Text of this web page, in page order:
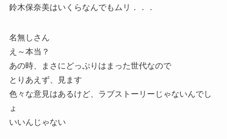
鈴木保奈美はいくらなんでもムリ．．．
名無しさん
え～本当？
あの時、まさにどっぷりはまった世代なので
とりあえず、見ます
色々な意見はあるけど、ラブストーリーじゃないんでし
ょ
いいんじゃない